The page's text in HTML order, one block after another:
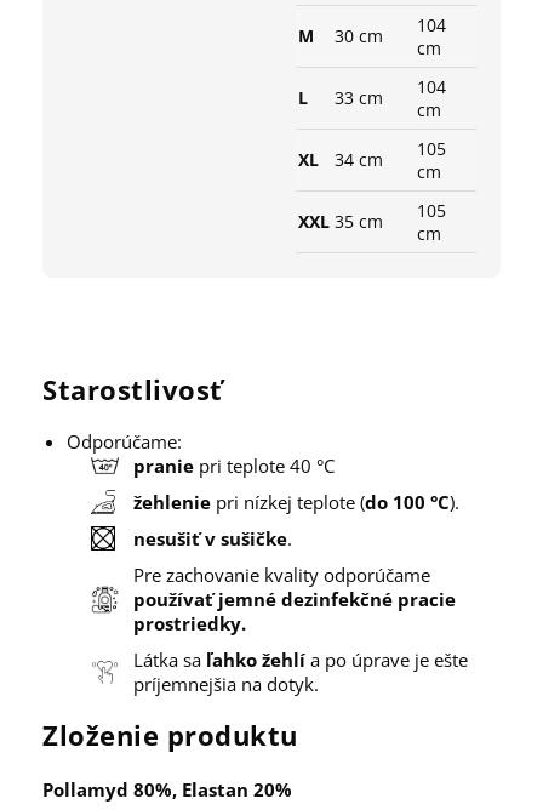
M 30 cm
104
cm
L 33 cm
104
cm
XL 34 cm
105
cm
XXL 35 cm
105
cm
Starostlivosť
Odporúčame:
pranie pri teplote 40 °C
žehlenie pri nízkej teplote (do 100 °C).
nesušiť v sušičke.
Pre zachovanie kvality odporúčame
používať jemné dezinfekčné pracie
prostriedky.
Látka sa ľahko žehlí a po úprave je ešte
príjemnejšia na dotyk.
Zloženie produktu
Pollamyd 80%, Elastan 20%